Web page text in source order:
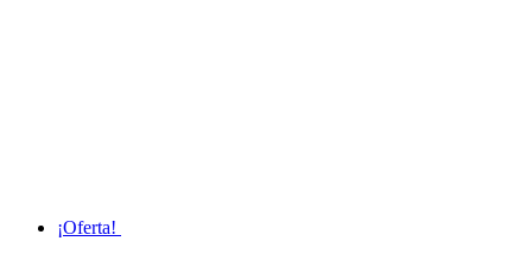
¡Oferta!